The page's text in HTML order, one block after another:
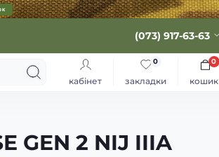
(073) 917-63-63
кабінет закладки
0
кошик
0
GEN 2 NIJ IIIA